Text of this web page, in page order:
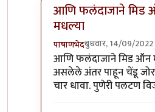
आणि फलंदाजाने मिड
मधल्या
पाषाणभेदबुधवार, 14/09/2022
In reply toपरवा पुण्यातून
आणि फलंदाजाने मिड ऑन
असलेले अंतर पाहून चेंडू
चार धावा. पुणेरी पलटण